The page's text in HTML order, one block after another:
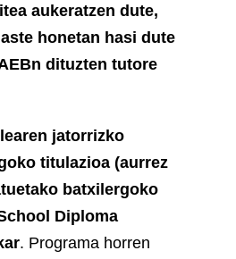
aukeratzen dute,
honetan hasi dute
dituzten tutore
jatorrizko
titulazioa (aurrez
batxilergoko
Diploma
. Programa horren